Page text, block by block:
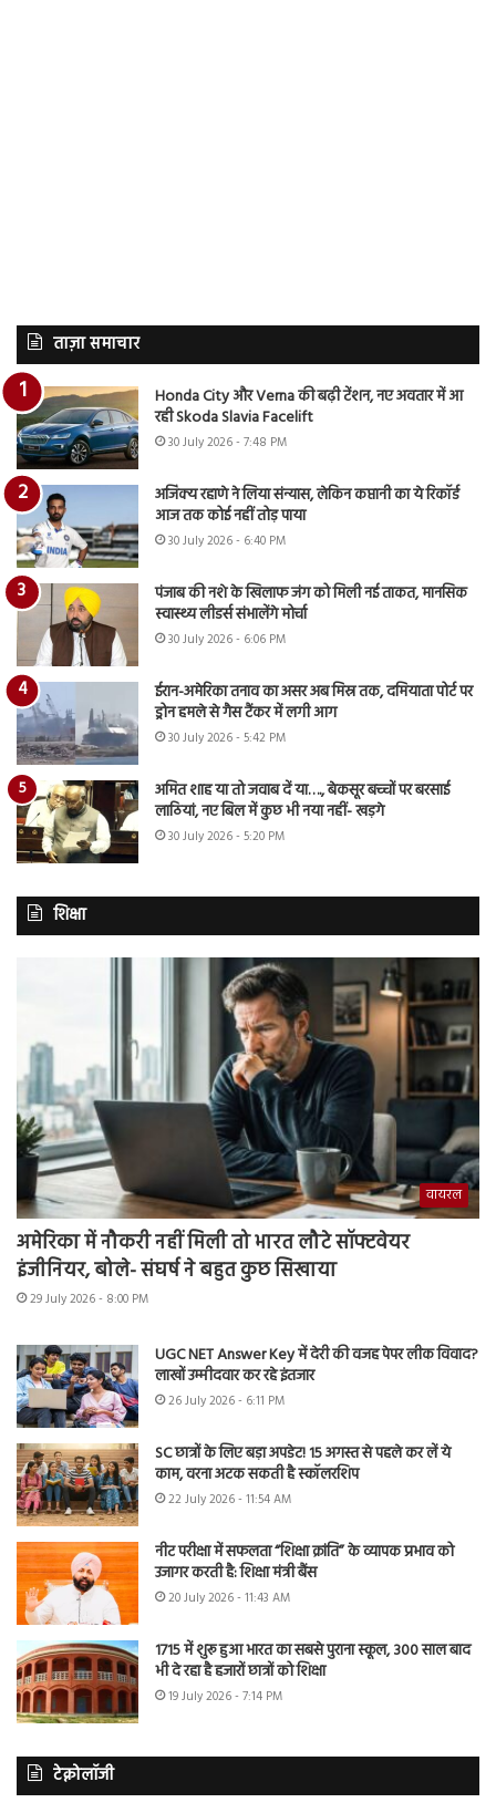
ताज़ा समाचार
Honda City और Verna की बढ़ी टेंशन, नए अवतार में आ
रही Skoda Slavia Facelift
30 July 2026 - 7:48 PM
अजिंक्य रहाणे ने लिया संन्यास, लेकिन कप्तानी का ये रिकॉर्ड
आज तक कोई नहीं तोड़ पाया
30 July 2026 - 6:40 PM
पंजाब की नशे के खिलाफ जंग को मिली नई ताकत, मानसिक
स्वास्थ्य लीडर्स संभालेंगे मोर्चा
30 July 2026 - 6:06 PM
ईरान-अमेरिका तनाव का असर अब मिस्र तक, दमियाता पोर्ट पर
ड्रोन हमले से गैस टैंकर में लगी आग
30 July 2026 - 5:42 PM
अमित शाह या तो जवाब दें या…., बेकसूर बच्चों पर बरसाई
लाठियां, नए बिल में कुछ भी नया नहीं- खड़गे
30 July 2026 - 5:20 PM
शिक्षा
वायरल
अमेरिका में नौकरी नहीं मिली तो भारत लौटे सॉफ्टवेयर
इंजीनियर, बोले- संघर्ष ने बहुत कुछ सिखाया
29 July 2026 - 8:00 PM
UGC NET Answer Key में देरी की वजह पेपर लीक विवाद?
लाखों उम्मीदवार कर रहे इंतजार
26 July 2026 - 6:11 PM
SC छात्रों के लिए बड़ा अपडेट! 15 अगस्त से पहले कर लें ये
काम, वरना अटक सकती है स्कॉलरशिप
22 July 2026 - 11:54 AM
नीट परीक्षा में सफलता “शिक्षा क्रांति” के व्यापक प्रभाव को
उजागर करती है: शिक्षा मंत्री बैंस
20 July 2026 - 11:43 AM
1715 में शुरू हुआ भारत का सबसे पुराना स्कूल, 300 साल बाद
भी दे रहा है हजारों छात्रों को शिक्षा
19 July 2026 - 7:14 PM
टेक्नोलॉजी